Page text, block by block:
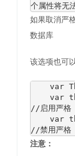
个属性将无
如果取消严
数据库
该选项也可
var
var
//启用严格
var
//禁用严格
注意：